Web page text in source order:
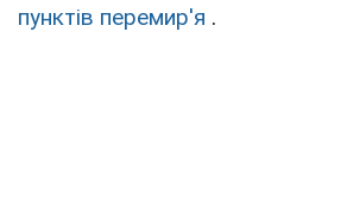
пунктів перемир'я .